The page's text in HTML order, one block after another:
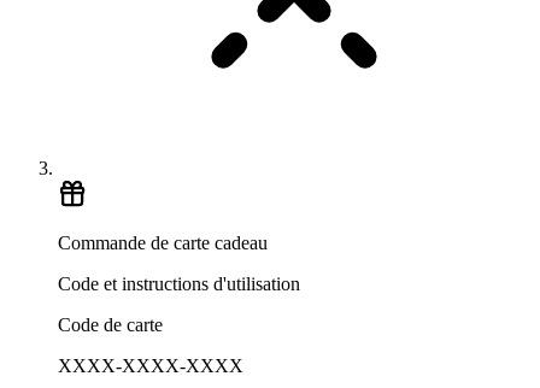
Commande de carte cadeau
Code et instructions d'utilisation
Code de carte
XXXX-XXXX-XXXX